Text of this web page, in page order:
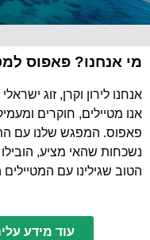
מי אנחנו? פאפוס
אנחנו לירון וקרן, זוג
אנו מטיילים, חוקרים
פאפוס. המפגש שלנו עם
נשכחות שהאי מציע,
הטוב שגילינו עם
עוד מידע